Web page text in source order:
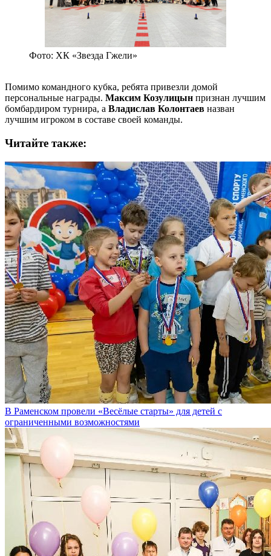
Фото: ХК «Звезда Гжели»
Помимо командного кубка, ребята привезли домой
персональные награды. Максим Козулицын признан лучшим
бомбардиром турнира, а Владислав Колонтаев назван
лучшим игроком в составе своей команды.
Читайте также:
В Раменском провели «Весёлые старты» для детей с
ограниченными возможностями